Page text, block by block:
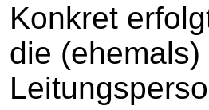
Konkret
die